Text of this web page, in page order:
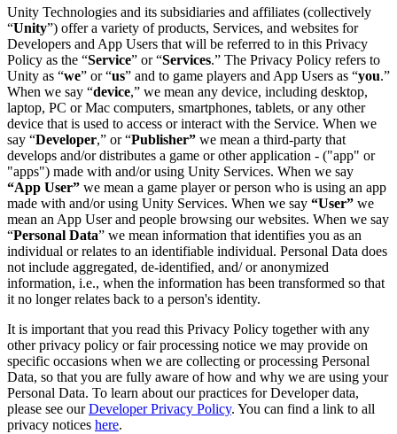
Инди-игры
Выпускайте большие игры с небольшими командами
XR-игры
Запускайте XR-игры на разных платформах
Многопользовательские игры
Упрощенное создание многопользовательских игр
Unity Technologies and its subsidiaries and affiliates (collectively
“Unity”) offer a variety of products, Services, and websites for
Developers and App Users that will be referred to in this Privacy
Policy as the “Service” or “Services.” The Privacy Policy refers to
Unity as “we” or “us” and to game players and App Users as “you.”
When we say “device,” we mean any device, including desktop,
laptop, PC or Mac computers, smartphones, tablets, or any other
device that is used to access or interact with the Service. When we
say “Developer,” or “Publisher” we mean a third-party that
develops and/or distributes a game or other application - ("app" or
"apps") made with and/or using Unity Services. When we say
“App User” we mean a game player or person who is using an app
made with and/or using Unity Services. When we say “User” we
mean an App User and people browsing our websites. When we say
“Personal Data” we mean information that identifies you as an
individual or relates to an identifiable individual. Personal Data does
not include aggregated, de-identified, and/ or anonymized
information, i.e., when the information has been transformed so that
it no longer relates back to a person's identity.
It is important that you read this Privacy Policy together with any
other privacy policy or fair processing notice we may provide on
specific occasions when we are collecting or processing Personal
Data, so that you are fully aware of how and why we are using your
Personal Data. To learn about our practices for Developer data,
please see ourDeveloper Privacy Policy. You can find a link to all
privacy notices here.